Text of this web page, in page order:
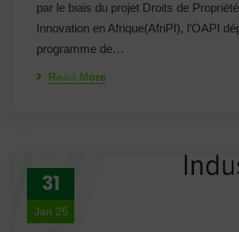
par le biais du projet Droits de
Innovation en Afrique(AfriPI), l’OAPI
programme de…
Read More
31
Jan 25